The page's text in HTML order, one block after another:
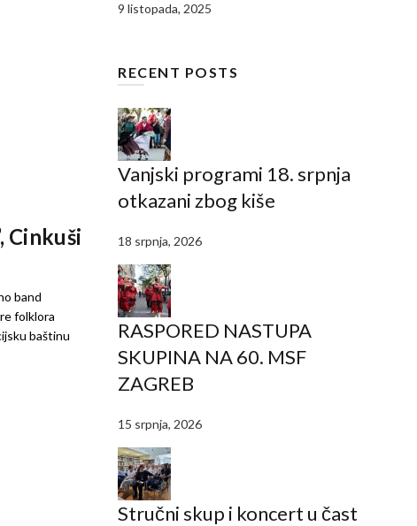
Cinkuši
band
folklora
baštinu
9 listopada, 2025
RECENT POSTS
Vanjski programi 18. srpnja
otkazani zbog kiše
18 srpnja, 2026
RASPORED NASTUPA
SKUPINA NA 60. MSF
ZAGREB
15 srpnja, 2026
Stručni skup i koncert u čast